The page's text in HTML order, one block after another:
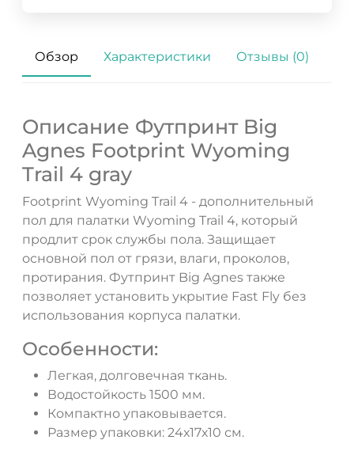
Обзор Характеристики Отзывы (0)
Описание Футпринт Big
Agnes Footprint Wyoming
Trail 4 gray
Footprint Wyoming Trail 4 - дополнительный
пол для палатки Wyoming Trail 4, который
продлит срок службы пола. Защищает
основной пол от грязи, влаги, проколов,
протирания. Футпринт Big Agnes также
позволяет установить укрытие Fast Fly без
использования корпуса палатки.
Особенности:
Легкая, долговечная ткань.
Водостойкость 1500 мм.
Компактно упаковывается.
Размер упаковки: 24х17х10 см.